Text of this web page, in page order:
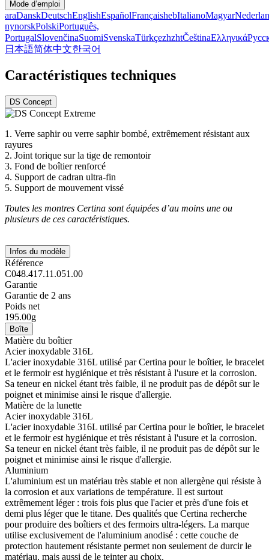
Mode d’emploi
araDanskDeutschEnglishEspañolFrançaishebItalianoMagyar
nynorskPolskiPortuguês,
PortugalSlovenčinaSuomiSvenskaTürkçezhzhtČeštinaΕλληνικά
日本語简体中文한국어
Caractéristiques techniques
DS Concept
1. Verre saphir ou verre saphir bombé, extrêmement résistant aux
rayures
2. Joint torique sur la tige de remontoir
3. Fond de boîtier renforcé
4. Support de cadran ultra-fin
5. Support de mouvement vissé
Toutes les montres Certina sont équipées d’au moins une ou
plusieurs de ces caractéristiques.
Infos du modèle
Référence
C048.417.11.051.00
Garantie
Garantie de 2 ans
Poids net
195.00g
Boîte
Matière du boîtier
Acier inoxydable 316L
L'acier inoxydable 316L utilisé par Certina pour le boîtier, le bracelet
et le fermoir est hygiénique et très résistant à l'usure et la corrosion.
Sa teneur en nickel étant très faible, il ne produit pas de dépôt sur le
poignet et minimise ainsi le risque d'allergie.
Matière de la lunette
Acier inoxydable 316L
L'acier inoxydable 316L utilisé par Certina pour le boîtier, le bracelet
et le fermoir est hygiénique et très résistant à l'usure et la corrosion.
Sa teneur en nickel étant très faible, il ne produit pas de dépôt sur le
poignet et minimise ainsi le risque d'allergie.
Aluminium
L'aluminium est un matériau très stable et non allergène qui résiste à
la corrosion et aux variations de température. Il est surtout
extrêmement léger : trois fois plus que l'acier et près d'une fois et
demi plus léger que le titane. Des qualités que Certina recherche
pour produire des boîtiers et des fermoirs ultra-légers. La marque
utilise exclusivement de l'aluminium anodisé : cette couche de
protection hautement résistante permet non seulement de durcir le
matériau, mais aussi de le teinter au choix.